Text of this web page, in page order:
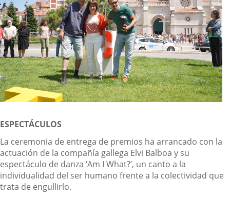
ESPECTÁCULOS
La ceremonia de entrega de premios ha arrancado con la
actuación de la compañía gallega Elvi Balboa y su
espectáculo de danza ‘Am I What?’, un canto a la
individualidad del ser humano frente a la colectividad que
trata de engullirlo.